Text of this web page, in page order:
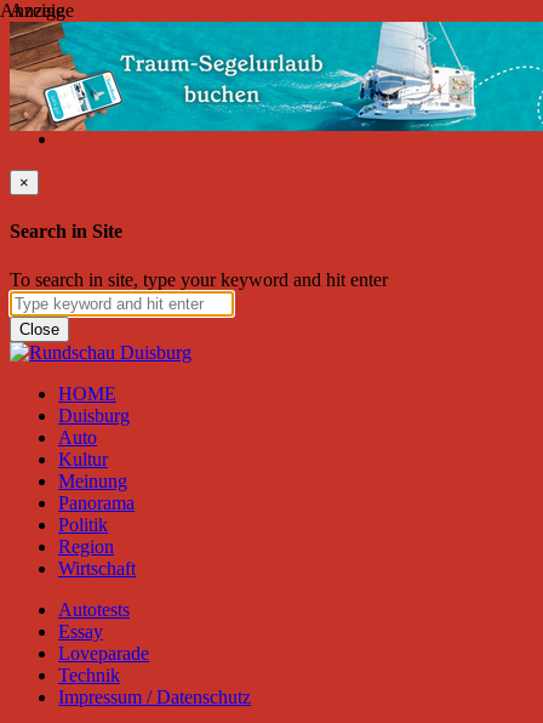
Freitag, August 07, 2026
Friend on Facebook Follow on Twitter Subscribe to RSS
Search
×
Search in Site
To search in site, type your keyword and hit enter
Close
HOME
Duisburg
Auto
Kultur
Meinung
Panorama
Politik
Region
Wirtschaft
Autotests
Essay
Loveparade
Technik
Impressum / Datenschutz
Anzeige
Anzeige